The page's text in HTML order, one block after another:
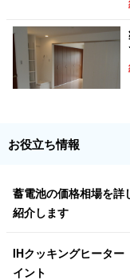
お役立ち情報
蓄電池の価格相場を詳
紹介します
IHクッキングヒーター
イント